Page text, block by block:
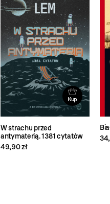
Kup
W strachu przed
antymaterią. 1381 cytatów
49,90 zł